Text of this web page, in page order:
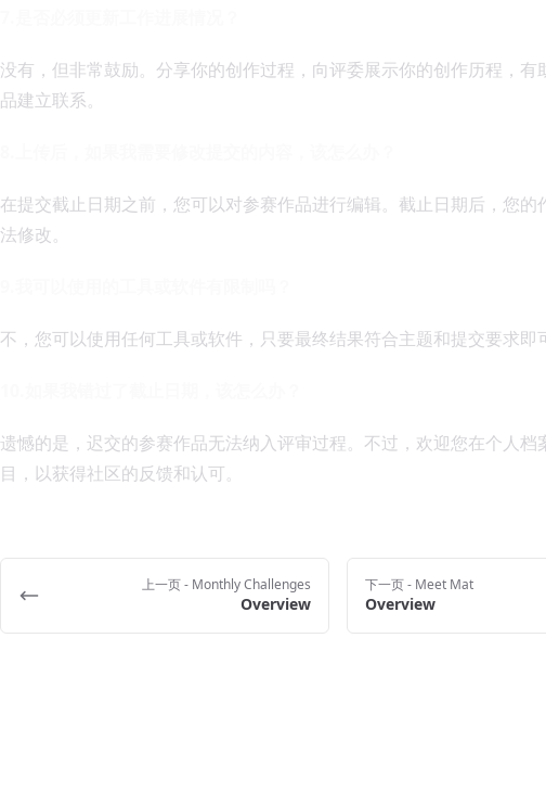
没有，但非常鼓励。分享你的创作过程，向评委展示你的创作历程，有
品建立联系。
在提交截止日期之前，您可以对参赛作品进行编辑。截止日期后，您的
法修改。
不，您可以使用任何工具或软件，只要最终结果符合主题和提交要求即
遗憾的是，迟交的参赛作品无法纳入评审过程。不过，欢迎您在个人档
目，以获得社区的反馈和认可。
上一页- Monthly Challenges
Overview
下一页- Meet Mat
Overview